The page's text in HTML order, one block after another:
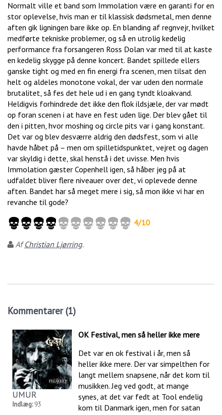
Normalt ville et band som Immolation være en garanti for en
stor oplevelse, hvis man er til klassisk dødsmetal, men denne
aften gik ligningen bare ikke op. En blanding af regnvejr, hvilket
medførte tekniske problemer, og så en utrolig kedelig
performance fra forsangeren Ross Dolan var med til at kaste
en kedelig skygge på denne koncert. Bandet spillede ellers
ganske tight og med en fin energi fra scenen, men tilsat den
helt og aldeles monotone vokal, der var uden den normale
brutalitet, så fes det hele ud i en gang tyndt kloakvand.
Heldigvis forhindrede det ikke den flok ildsjæle, der var mødt
op foran scenen i at have en fest uden lige. Der blev gået til
den i pitten, hvor moshing og circle pits var i gang konstant.
Det var og blev desværre aldrig den dødsfest, som vi alle
havde håbet på – men om spilletidspunktet, vejret og dagen
var skyldig i dette, skal henstå i det uvisse. Men hvis
Immolation gæster Copenhell igen, så håber jeg på at
udfaldet bliver flere niveauer over det, vi oplevede denne
aften. Bandet har så meget mere i sig, så mon ikke vi har en
revanche til gode?
4/10
AfChristian Ljørring.
Kommentarer (1)
UMUR
Indlæg:93
OK Festival, men så heller ikke mere
Det var en ok festival i år, men så
heller ikke mere. Der var simpelthen for
langt mellem snapsene, når det kom til
musikken. Jeg ved godt, at mange
synes, at det var fedt at Tool endelig
kom til Danmark igen, men for satan